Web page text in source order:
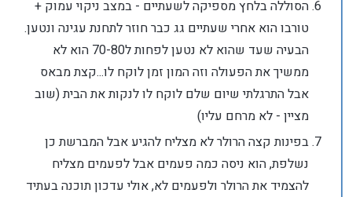
הסוללה בלחץ מספיקה לשעתיים - במצב ניקוי עמוק +
טורבו הוא אחרי שעתיים גג כבר חוזר לתחנת עגינה ונטען.
הבעיה שעד שהוא לא נטען לפחות ל70-80 הוא לא
ממשיך את הפעולה וזה המון זמן לוקח לו...קצת מבאס
אבל התרגלתי שיום שלם לוקח לו לנקות את הבית (שוב
מציין - לא מרחם עליו)
בפינות קצה הרולר לא מצליח להגיע אבל המברשת כן
נשלפת, הוא ניסה כמה פעמים אבל לפעמים מצליח
להצמיד את הרולר ולפעמים לא, אולי עדכון תוכנה בעתיד